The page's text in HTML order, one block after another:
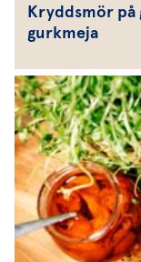
Kryddsmör
gurkmeja